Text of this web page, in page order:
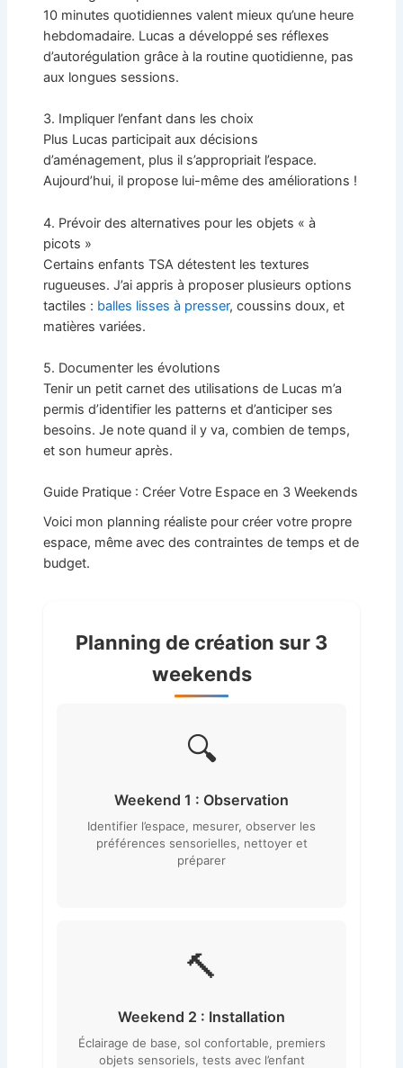
10 minutes quotidiennes valent mieux qu’une heure
hebdomadaire. Lucas a développé ses réflexes
d’autorégulation grâce à la routine quotidienne, pas
aux longues sessions.
3. Impliquer l’enfant dans les choix
Plus Lucas participait aux décisions
d’aménagement, plus il s’appropriait l’espace.
Aujourd’hui, il propose lui-même des améliorations !
4. Prévoir des alternatives pour les objets « à
picots »
Certains enfants TSA détestent les textures
rugueuses. J’ai appris à proposer plusieurs options
tactiles : balles lisses à presser, coussins doux, et
matières variées.
5. Documenter les évolutions
Tenir un petit carnet des utilisations de Lucas m’a
permis d’identifier les patterns et d’anticiper ses
besoins. Je note quand il y va, combien de temps,
et son humeur après.
Guide Pratique : Créer Votre Espace en 3 Weekends
Voici mon planning réaliste pour créer votre propre
espace, même avec des contraintes de temps et de
budget.
Planning de création sur 3
weekends
🔍
Weekend 1 : Observation
Identifier l’espace, mesurer, observer les
préférences sensorielles, nettoyer et
préparer
🔨
Weekend 2 : Installation
Éclairage de base, sol confortable, premiers
objets sensoriels, tests avec l’enfant